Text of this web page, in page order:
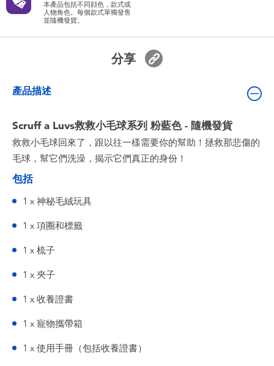
盲盒
生活精品
本產品包括不同顔色，款式或
人物角色。每個款式單獨發售
並隨機發貨。
分享
產品描述
Scruff a Luvs救救小毛球系列 粉藍色 - 隨機發貨
救救小毛球回來了，跟以往一樣需要你的幫助！拯救那悲傷的
毛球，幫它們洗澡，揭示它們真正的身份！
包括
1 x 神秘毛絨玩具
1 x 項圈和標籤
1 x 梳子
1 x 夾子
1 x 收養證書
1 x 寵物攜帶箱
1 x 使用手冊（包括收養證書）